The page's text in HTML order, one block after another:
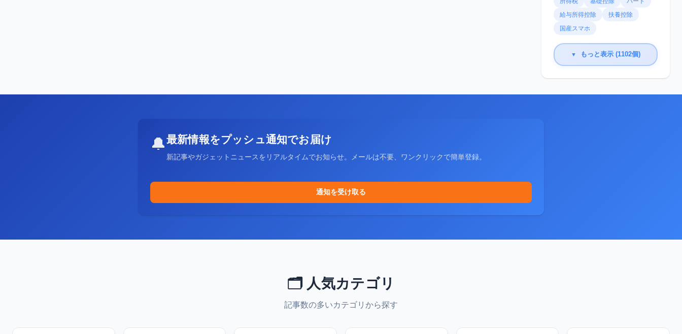
給与所得控除
扶養控除
国産スマホ
▼ もっと表示 (1102個)
🔔最新情報をプッシュ通知でお届け
新記事やガジェットニュースをリアルタイムでお知らせ。メールは不要、ワンクリックで簡単登録。
通知を受け取る
🗂️ 人気カテゴリ
記事数の多いカテゴリから探す